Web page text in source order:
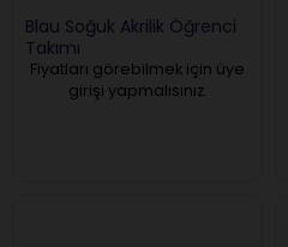
Blau Soğuk Akrilik Öğrenci
Takımı
Fiyatları görebilmek için üye
girişi yapmalısınız.